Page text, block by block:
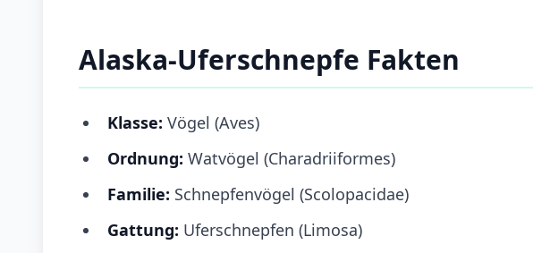
Alaska-Uferschnepfe Fakten
Klasse: Vögel (Aves)
Ordnung: Watvögel (Charadriiformes)
Familie: Schnepfenvögel (Scolopacidae)
Gattung: Uferschnepfen (Limosa)